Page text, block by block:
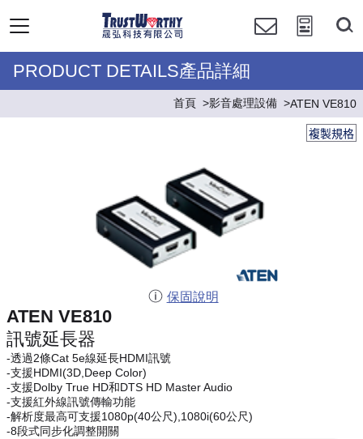
PRODUCT DETAILS產品詳細
首頁 影音處理設備 ATEN VE810
複製規格
保固說明
ATEN VE810
訊號延長器
-透過2條Cat 5e線延長HDMI訊號
-支援HDMI(3D,Deep Color)
-支援Dolby True HD和DTS HD Master Audio
-支援紅外線訊號傳輸功能
-解析度最高可支援1080p(40公尺),1080i(60公尺)
-8段式同步化調整開關